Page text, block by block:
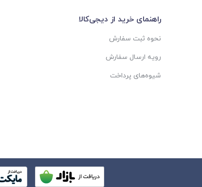
راهنمای خرید از دیجی‌کالا
نحوه ثبت سفارش
رویه ارسال سفارش
شیوه‌های پرداخت